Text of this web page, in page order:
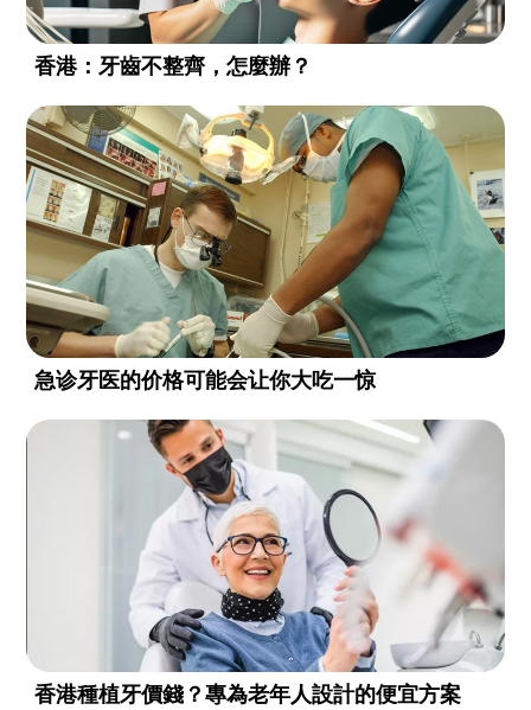
香港：牙齒不整齊，怎麼辦？
急诊牙医的价格可能会让你大吃一惊
香港種植牙價錢？專為老年人設計的便宜方案